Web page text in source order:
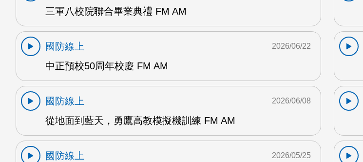
三軍八校院聯合畢業典禮 FM AM
國防線上
中正預校50周年校慶 FM AM
2026/06/22
國防線上
從地面到藍天，勇鷹高教模擬機訓練 FM AM
2026/06/08
國防線上
2026/05/25